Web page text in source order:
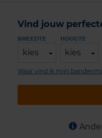
Vind jouw
BREEDTE
kies
HOOGTE
kies
Waar vind ik mijn